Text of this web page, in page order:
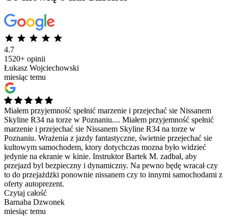
4.7
1520+ opinii
Łukasz Wojciechowski
miesiąc temu
Miałem przyjemność spełnić marzenie i przejechać sie Nissanem
Skyline R34 na torze w Poznaniu.... Miałem przyjemność spełnić
marzenie i przejechać sie Nissanem Skyline R34 na torze w
Poznaniu. Wrażenia z jazdy fantastyczne, świetnie przejechać sie
kultowym samochodem, ktory dotychczas mozna było widzieć
jedynie na ekranie w kinie. Instruktor Bartek M. zadbał, aby
przejazd byl bezpieczny i dynamiczny. Na pewno będę wracał czy
to do przejażdżki ponownie nissanem czy to innymi samochodami z
oferty autoprezent.
Czytaj całość
Barnaba Dzwonek
miesiąc temu